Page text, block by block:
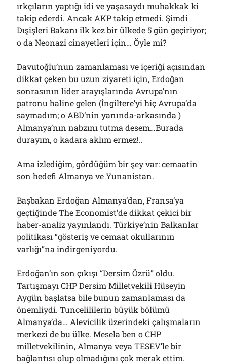
ırkçıların yaptığı idi ve yaşasaydı muhakkak ki
takip ederdi. Ancak AKP takip etmedi. Şimdi
Dışişleri Bakanı ilk kez bir ülkede 5 gün geçiriyor;
o da Neonazi cinayetleri için… Öyle mi?
Davutoğlu’nun zamanlaması ve içeriği açısından
dikkat çeken bu uzun ziyareti için, Erdoğan
sonrasının lider arayışlarında Avrupa’nın
patronu haline gelen (İngiltere’yi hiç Avrupa’da
saymadım; o ABD’nin yanında-arkasında )
Almanya’nın nabzını tutma desem…Burada
durayım, o kadara aklım ermez!..
Ama izlediğim, gördüğüm bir şey var: cemaatin
son hedefi Almanya ve Yunanistan.
Başbakan Erdoğan Almanya’dan, Fransa’ya
geçtiğinde The Economist’de dikkat çekici bir
haber-analiz yayınlandı. Türkiye’nin Balkanlar
politikası “gösteriş ve cemaat okullarının
varlığı”na indirgeniyordu.
Erdoğan’ın son çıkışı “Dersim Özrü” oldu.
Tartışmayı CHP Dersim Milletvekili Hüseyin
Aygün başlatsa bile bunun zamanlaması da
önemliydi. Tuncelililerin büyük bölümü
Almanya’da… Alevicilik üzerindeki çalışmaların
merkezi de bu ülke. Mesela ben o CHP
milletvekilinin, Almanya veya TESEV’le bir
bağlantısı olup olmadığını çok merak ettim.